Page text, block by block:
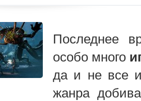
Последнее
особо много
да и не все
жанра